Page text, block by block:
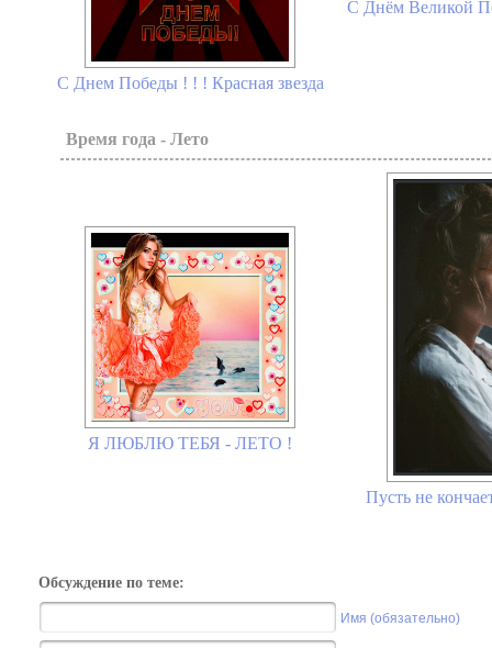
С Днем Победы ! ! ! Красная звезда
С Днём Великой
Время года - Лето
Я ЛЮБЛЮ ТЕБЯ - ЛЕТО !
Пусть не
Обсуждение по теме:
Имя (обязательно)